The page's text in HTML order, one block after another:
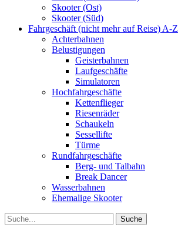
Skooter (Ost)
Skooter (Süd)
Fahrgeschäft (nicht mehr auf Reise) A-Z
Achterbahnen
Belustigungen
Geisterbahnen
Laufgeschäfte
Simulatoren
Hochfahrgeschäfte
Kettenflieger
Riesenräder
Schaukeln
Sessellifte
Türme
Rundfahrgeschäfte
Berg- und Talbahn
Break Dancer
Wasserbahnen
Ehemalige Skooter